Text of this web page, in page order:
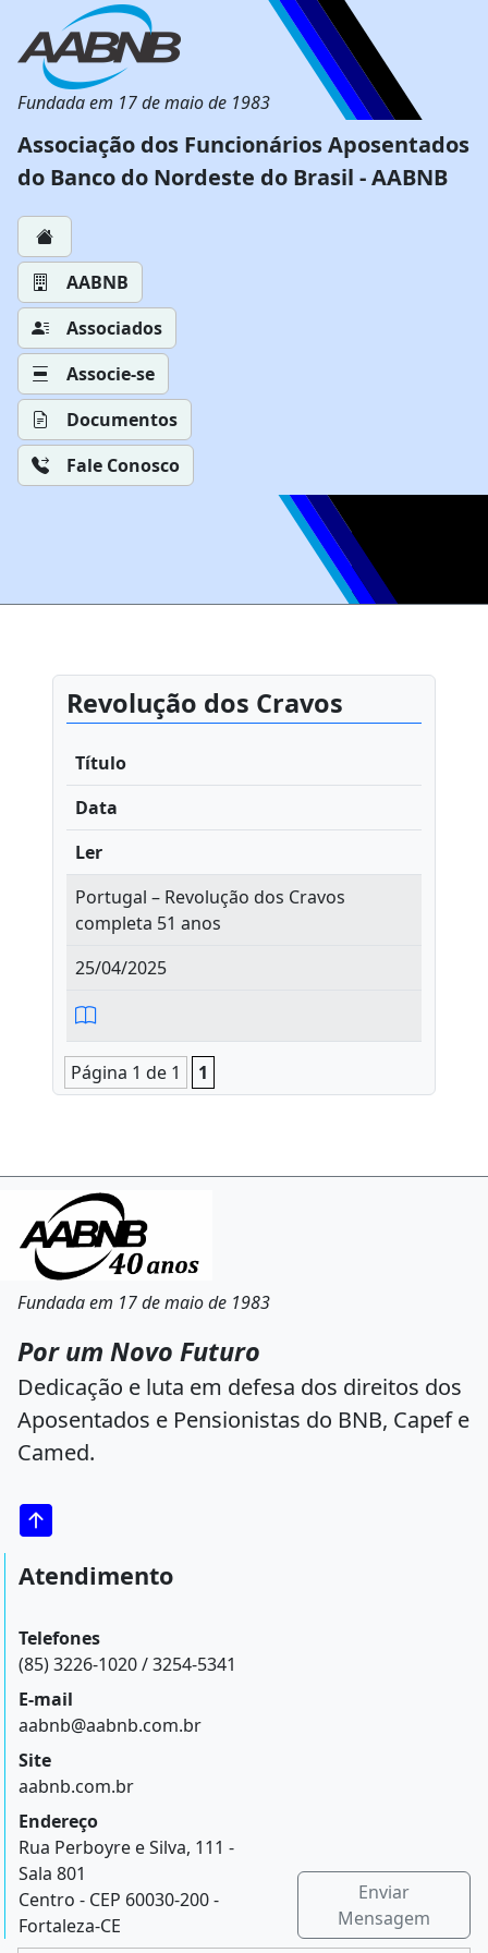
Fundada em 17 de maio de 1983
Associação dos Funcionários Aposentados
do Banco do Nordeste do Brasil - AABNB
AABNB
Associados
Associe-se
Documentos
Fale Conosco
Revolução dos Cravos
Título
Data
Ler
Portugal – Revolução dos Cravos
completa 51 anos
25/04/2025
Página 1 de 1 1
Fundada em 17 de maio de 1983
Por um Novo Futuro
Dedicação e luta em defesa dos direitos dos
Aposentados e Pensionistas do BNB, Capef e
Camed.
Atendimento
Telefones
(85) 3226-1020 / 3254-5341
E-mail
aabnb@aabnb.com.br
Site
aabnb.com.br
Endereço
Rua Perboyre e Silva, 111 -
Sala 801
Centro - CEP 60030-200 -
Fortaleza-CE
Enviar
Mensagem